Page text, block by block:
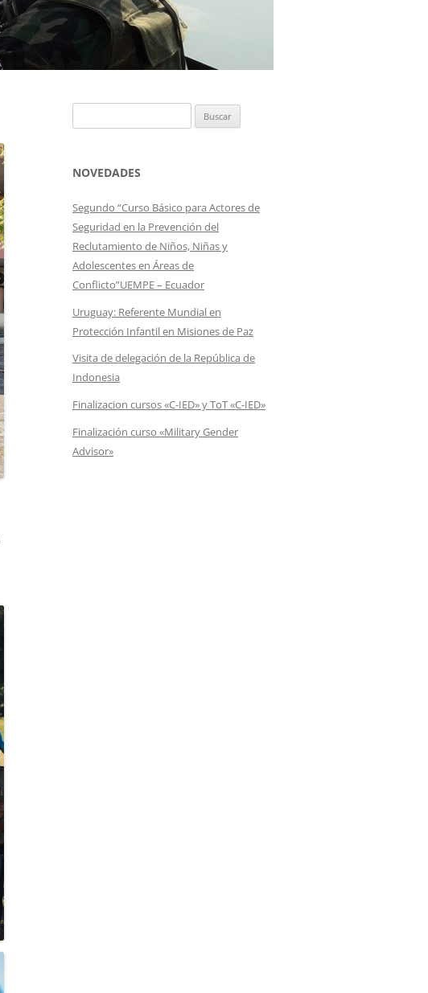
NOVEDADES
Segundo “Curso Básico para Actores de
Seguridad en la Prevención del
Reclutamiento de Niños, Niñas y
Adolescentes en Áreas de
Conflicto”UEMPE – Ecuador
Uruguay: Referente Mundial en
Protección Infantil en Misiones de Paz
Visita de delegación de la República de
Indonesia
Finalizacion cursos «C-IED» y ToT «C-IED»
Finalización curso «Military Gender
Advisor»